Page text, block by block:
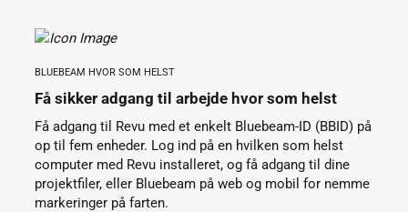
BLUEBEAM HVOR SOM HELST
Få sikker adgang til arbejde hvor som helst
Få adgang til Revu med et enkelt Bluebeam-ID (BBID) på
op til fem enheder. Log ind på en hvilken som helst
computer med Revu installeret, og få adgang til dine
projektfiler, eller Bluebeam på web og mobil for nemme
markeringer på farten.